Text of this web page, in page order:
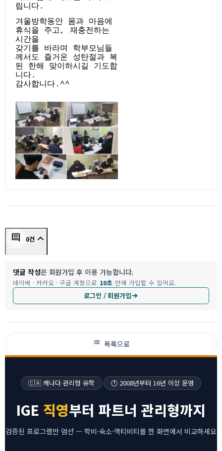
립니다.
겨울방학동안 몸과 마음에
휴식을 주고, 재충전하는
시간을
갖기를 바라며 학부모님들
께서도 즐거운 성탄절과 복
된 한해 맞이하시길 기도합
니다.
감사합니다.^^
comment 0건 keyboard_arrow_up
댓글 작성은 회원가입 후 이용 가능합니다.
네이버 · 카카오 · 구글 계정으로 10초 만에 가입할 수 있어요.
로그인 / 회원가입
list 목록으로
🇨🇦 캐나다 관리형 유학 🕐 2008년부터 16년 이상 운영
IGE 직영부터 파트너 관리형까지
검증된 프로그램만 엄선 — 학비·숙소·액티비티를 한 화면에서 비교하세요